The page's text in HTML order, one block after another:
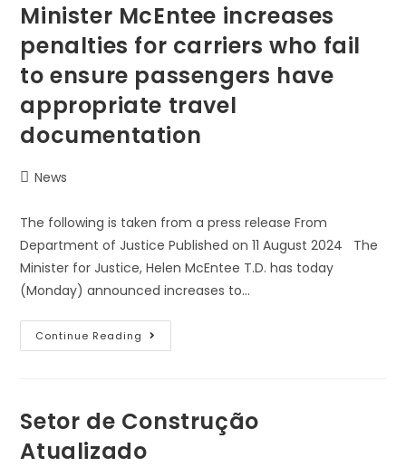
Minister McEntee increases
penalties for carriers who fail
to ensure passengers have
appropriate travel
documentation
News
The following is taken from a press release From
Department of Justice Published on 11 August 2024 The
Minister for Justice, Helen McEntee T.D. has today
(Monday) announced increases to…
Continue Reading
Setor de Construção
Atualizado